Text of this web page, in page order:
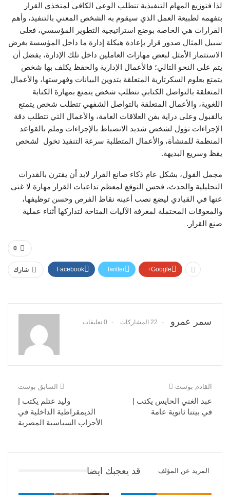
لذا فتوزيع المهام التنفيذية تتطلب الوعي الكافي لمتخذي القرار
بتفهمه لطبيعة العمل الذي سيقوم به الشخص المعني بالتنفيذ، وأهم
القرارات هي الخاصة بوضع استراتيجية التطوير المؤسسي، فعلى
سبيل المثال صدور قرار بإعادة هيكلة إدارة ما داخل المؤسسة بغرض
الاستثمار الأمثل لبعض مهارات العاملين داخل تلك الإدارة، يفضل أن
يتم على النحو التالي؛ فالأعمال الإدارية والحفظ يكلف بها شخص
يتمتع بعلوم السكرتارية المتعلقة بتدوين البيانات وفهرستها، والأعمال
المتعلقة بالتواصل الكتابي تتطلب شخص يتمتع بمهارة الكتابة
اللغوية، والأعمال المتعلقة بالتواصل الشفهي تتطلب شخص يتمتع
بالقبول وعلى دراية بفن العلاقات العامة، والأعمال التي تتطلب دقة
الإجراءات تؤول لشخص شديد الانضباط بالإجراءات وملم بالقواعد
المنظمة للمنشأة، والأعمال المتطلبة سرعة التنفيذ تخول لشخص
يقظ وسريع البديهة.
مجمل القول، بشكل عام ذكاء صانع القرار لابد أن يقترن بالقدرات
التحليلية والحدث، فحس التوقع لمعظم تداعيات القرار مهارة لا غنى
عنها في القيادي ليضع نصب أعينه نقاط الفرص وحسن توظيفها،
والمعوقات المحتملة لمعرفة الآليات المتاحة لتداركها أثناء عملية
صنع القرار.
0
شارك Facebook Twitter Google+
سمر عمرو 22 المشاركات 0 تعليقات
السابق بوست
وليد عتلم يكتب |
الديمقراطية الداخلية في
الأحزاب السياسية المصرية
القادم بوست
عبد الغني الحايس يكتب |
في بيتنا ثانوية عامة
قد يعجبك ايضا المزيد عن المؤلف